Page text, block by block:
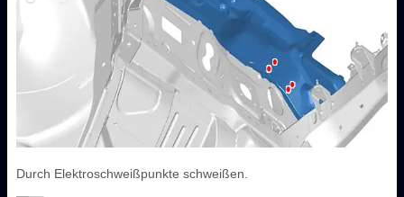
Durch Elektroschweißpunkte schweißen.